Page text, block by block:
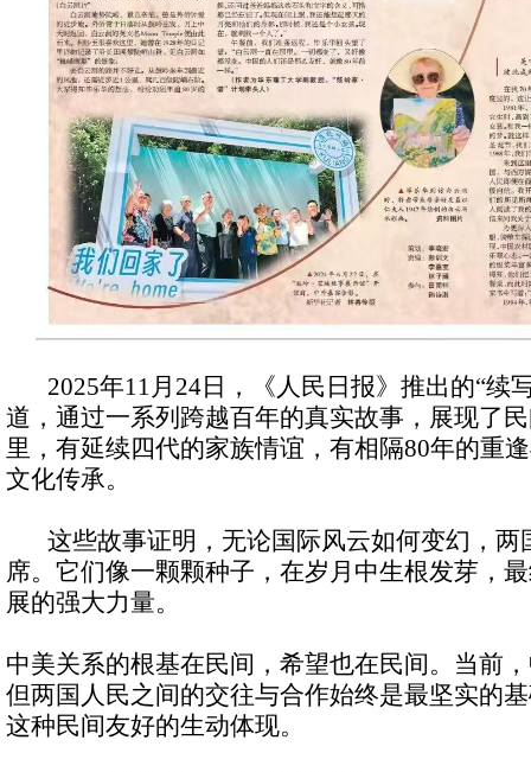
2025年11月24日，《人民日报》推出的“续
道，通过一系列跨越百年的真实故事，展现了
里，有延续四代的家族情谊，有相隔80年的重
文化传承。
这些故事证明，无论国际风云如何变幻，两
席。它们像一颗颗种子，在岁月中生根发芽，
展的强大力量。
中美关系的根基在民间，希望也在民间。当前
但两国人民之间的交往与合作始终是最坚实的
这种民间友好的生动体现。